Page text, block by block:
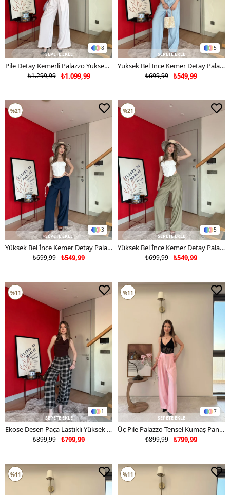
8
SEPETE EKLE
Pile Detay Kemerli Palazzo Yüksek Bel Pantolon Toz Pembe 2081
₺1.099,99
₺1.299,99
5
SEPETE EKLE
Yüksek Bel İnce Kemer Detay Palazzo Çilek Pantolon Mavi 2179
₺549,99
₺699,99
3
SEPETE EKLE
Yüksek Bel İnce Kemer Detay Palazzo Çilek Pantolon Lacivert 2179
₺549,99
₺699,99
%21
5
SEPETE EKLE
Yüksek Bel İnce Kemer Detay Palazzo Çilek Pantolon Haki 2179
₺549,99
₺699,99
%21
1
SEPETE EKLE
Ekose Desen Paça Lastikli Yüksek Bel Kumaş Pantolon Siyah 2164
₺799,99
₺899,99
%11
7
SEPETE EKLE
Üç Pile Palazzo Tensel Kumaş Pantolon Pembe 2133
₺799,99
₺899,99
%11
%11 %11